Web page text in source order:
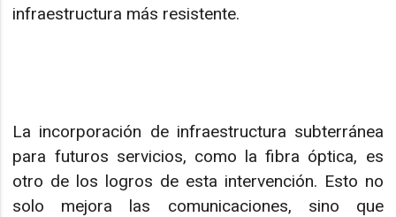
infraestructura más resistente.
La incorporación de infraestructura subterránea
para futuros servicios, como la fibra óptica, es
otro de los logros de esta intervención. Esto no
solo mejora las comunicaciones, sino que